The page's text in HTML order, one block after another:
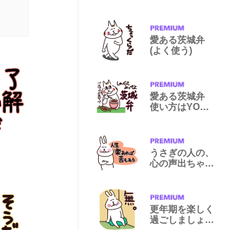
愛ある茨城弁
(よく使う)
愛ある茨城弁
使い方はYOU
うさぎの人の、
心の声出ちゃっ
更年期を楽しく
過ごしましょう